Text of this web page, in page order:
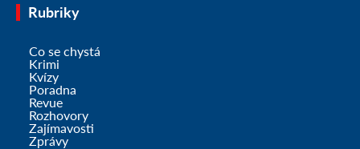
Rubriky
Co se chystá
Krimi
Kvízy
Poradna
Revue
Rozhovory
Zajímavosti
Zprávy